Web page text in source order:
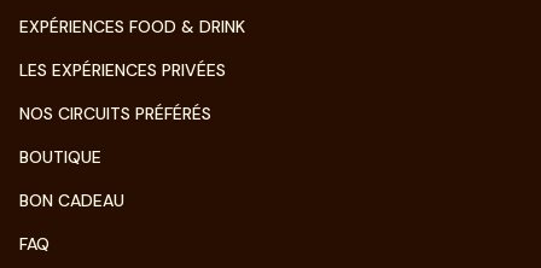
EXPÉRIENCES FOOD & DRINK
LES EXPÉRIENCES PRIVÉES
NOS CIRCUITS PRÉFÉRÉS
BOUTIQUE
BON CADEAU
FAQ